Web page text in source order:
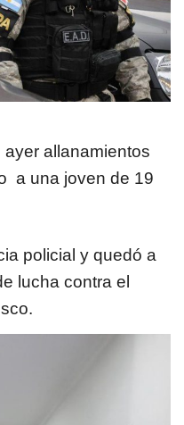
allanamientos
a una joven de 19
policial y quedó a
lucha contra el